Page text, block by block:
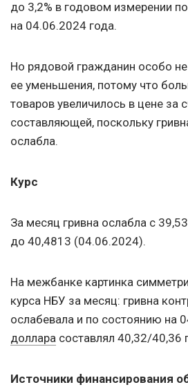
до 3,2% в годовом измерении
на 04.06.2024 года.
Но рядовой гражданин особо не
ее уменьшения, потому что
товаров увеличилось в цене за
составляющей, поскольку
ослабла.
Курс
За месяц гривна ослабла с
до 40,4813 (04.06.2024).
На межбанке картинка
курса НБУ за месяц: гривна
ослабевала и по состоянию на
доллара составлял 40,32/40,36
Источники финансирования